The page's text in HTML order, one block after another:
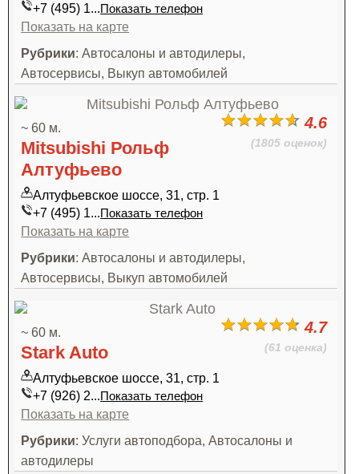
+7 (495) 1...Показать телефон
Показать на карте
Рубрики: Автосалоны и автодилеры,
Автосервисы, Выкуп автомобилей
4.6
(1805 оценок)
~ 60 м.
Mitsubishi Рольф
Алтуфьево
Алтуфьевское шоссе, 31, стр. 1
+7 (495) 1...Показать телефон
Показать на карте
Рубрики: Автосалоны и автодилеры,
Автосервисы, Выкуп автомобилей
4.7
(61 оценка)
~ 60 м.
Stark Auto
Алтуфьевское шоссе, 31, стр. 1
+7 (926) 2...Показать телефон
Показать на карте
Рубрики: Услуги автоподбора, Автосалоны и
автодилеры